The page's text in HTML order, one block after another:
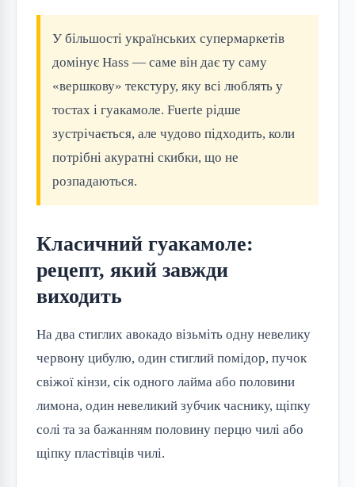
У більшості українських супермаркетів
домінує Hass — саме він дає ту саму
«вершкову» текстуру, яку всі люблять у
тостах і гуакамоле. Fuerte рідше
зустрічається, але чудово підходить, коли
потрібні акуратні скибки, що не
розпадаються.
Класичний гуакамоле:
рецепт, який завжди
виходить
На два стиглих авокадо візьміть одну невелику
червону цибулю, один стиглий помідор, пучок
свіжої кінзи, сік одного лайма або половини
лимона, один невеликий зубчик часнику, щіпку
солі та за бажанням половину перцю чилі або
щіпку пластівців чилі.